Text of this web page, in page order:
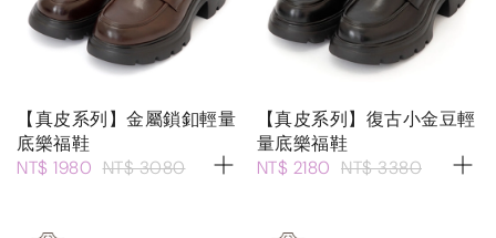
【真皮系列】金屬鎖釦輕量
底樂福鞋
NT$ 1980 NT$ 3080
【真皮系列】復古小金豆輕
量底樂福鞋
NT$ 2180 NT$ 3380